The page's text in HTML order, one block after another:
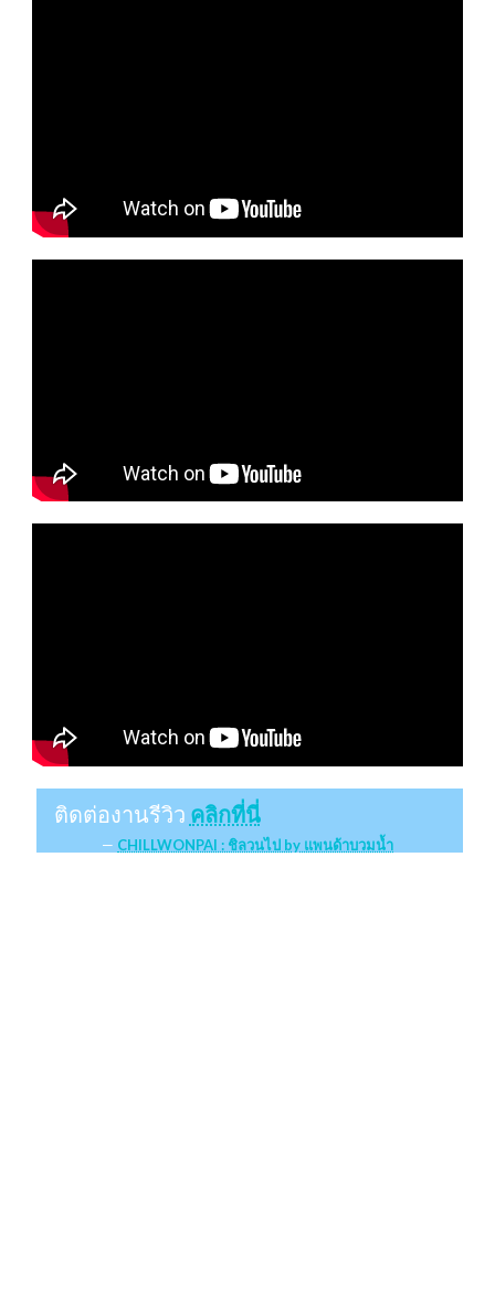
ติดต่องานรีวิว คลิกที่นี่
CHILLWONPAI : ชิลวนไป by แพนด้าบวมน้ำ